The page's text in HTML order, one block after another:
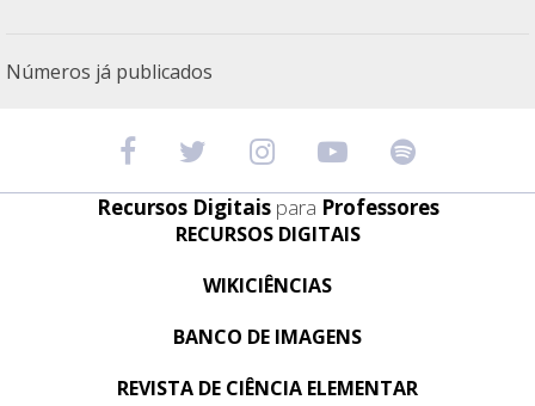
Números já publicados
Recursos Digitais para Professores
RECURSOS DIGITAIS
WIKICIÊNCIAS
BANCO DE IMAGENS
REVISTA DE CIÊNCIA ELEMENTAR